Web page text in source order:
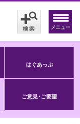
メニュー
はぐあっぷ
ご意見･ご要望